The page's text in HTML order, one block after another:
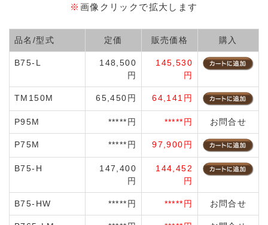
※ 画像クリックで拡大します
品名/型式 定価 販売価格 購入
B75-L
148,500
円
145,530
円
TM150M 65,450円 64,141円
P95M *****円 *****円 お問合せ
P75M *****円 97,900円
B75-H
147,400
円
144,452
円
B75-HW *****円 *****円 お問合せ